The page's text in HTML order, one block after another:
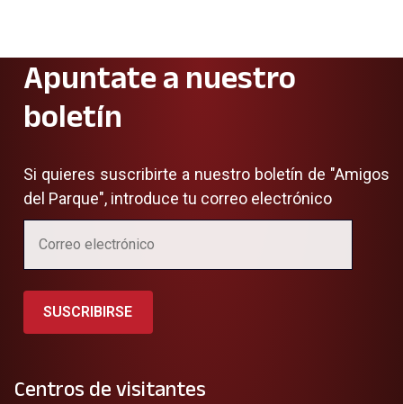
Apuntate a nuestro
boletín
Si quieres suscribirte a nuestro boletín de "Amigos
del Parque", introduce tu correo electrónico
SUSCRIBIRSE
Centros de visitantes